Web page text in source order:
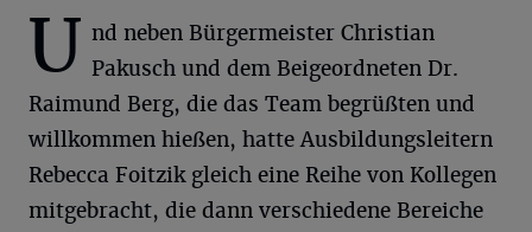
U nd neben Bürgermeister Christian
Pakusch und dem Beigeordneten Dr.
Raimund Berg, die das Team begrüßten und
willkommen hießen, hatte Ausbildungsleitern
Rebecca Foitzik gleich eine Reihe von Kollegen
mitgebracht, die dann verschiedene Bereiche